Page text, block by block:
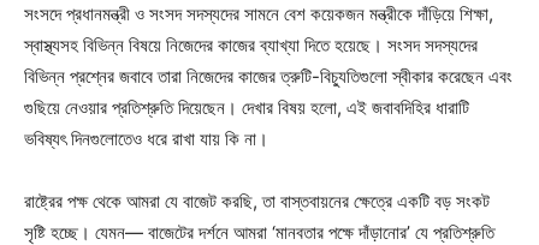
সংসদে প্রধানমন্ত্রী ও সংসদ সদস্যদের সামনে বেশ কয়েকজন মন্ত্রীকে দাঁড়িয়ে শিক্ষা,
স্বাস্থ্যসহ বিভিন্ন বিষয়ে নিজেদের কাজের ব্যাখ্যা দিতে হয়েছে। সংসদ সদস্যদের
বিভিন্ন প্রশ্নের জবাবে তারা নিজেদের কাজের ত্রুটি-বিচ্যুতিগুলো স্বীকার করেছেন এবং
গুছিয়ে নেওয়ার প্রতিশ্রুতি দিয়েছেন। দেখার বিষয় হলো, এই জবাবদিহির ধারাটি
ভবিষ্যৎ দিনগুলোতেও ধরে রাখা যায় কি না।
রাষ্ট্রের পক্ষ থেকে আমরা যে বাজেট করছি, তা বাস্তবায়নের ক্ষেত্রে একটি বড় সংকট
সৃষ্টি হচ্ছে। যেমন— বাজেটের দর্শনে আমরা ‘মানবতার পক্ষে দাঁড়ানোর’ যে প্রতিশ্রুতি